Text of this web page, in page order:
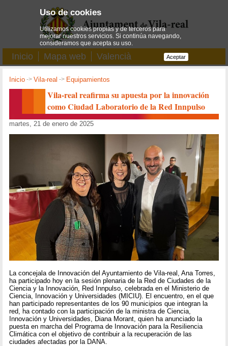
Inicio Mapa web Valencià
Inicio ->Vila-real -> Equipamientos
Vila-real reafirma su apuesta por la innovación
como Ciudad Laboratorio de la Red Innpulso
martes, 21 de enero de 2025
La concejala de Innovación del Ayuntamiento de Vila-real, Ana Torres,
ha participado hoy en la sesión plenaria de la Red de Ciudades de la
Ciencia y la Innovación, Red Innpulso, celebrada en el Ministerio de
Ciencia, Innovación y Universidades (MICIU). El encuentro, en el que
han participado representantes de los 90 municipios que integran la
red, ha contado con la participación de la ministra de Ciencia,
Innovación y Universidades, Diana Morant, quien ha anunciado la
puesta en marcha del Programa de Innovación para la Resiliencia
Climática con el objetivo de contribuir a la recuperación de las
ciudades afectadas por la DANA.
Uso de cookies
Utilizamos cookies propias y de terceros para
mejorar nuestros servicios. Si continúa navegando,
consideramos que acepta su uso.
Aceptar